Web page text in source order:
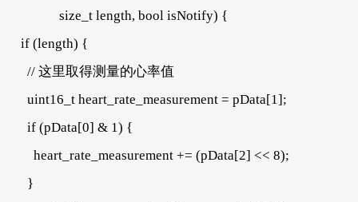
size_t length, bool isNotify) {
if (length) {
// 这里取得测量的心率值
uint16_t heart_rate_measurement = pData[1];
if (pData[0] & 1) {
heart_rate_measurement += (pData[2] << 8);
}